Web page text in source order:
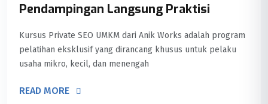
Pendampingan Langsung Praktisi
Kursus Private SEO UMKM dari Anik Works adalah program
pelatihan eksklusif yang dirancang khusus untuk pelaku
usaha mikro, kecil, dan menengah
READ MORE